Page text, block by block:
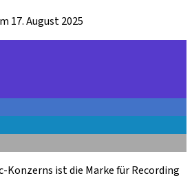
17. August 2025
Konzerns ist die Marke für Recording